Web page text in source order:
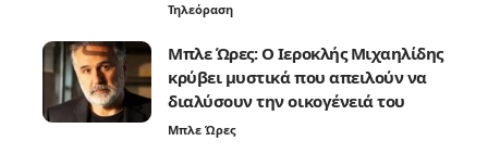
Τηλεόραση
Μπλε Ώρες: Ο Ιεροκλής Μιχαηλίδης
κρύβει μυστικά που απειλούν να
διαλύσουν την οικογένειά του
Μπλε Ώρες